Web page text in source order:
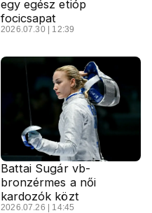
egy egész etióp
focicsapat
2026.07.30 | 12:39
Battai Sugár vb-
bronzérmes a női
kardozók közt
2026.07.26 | 14:45